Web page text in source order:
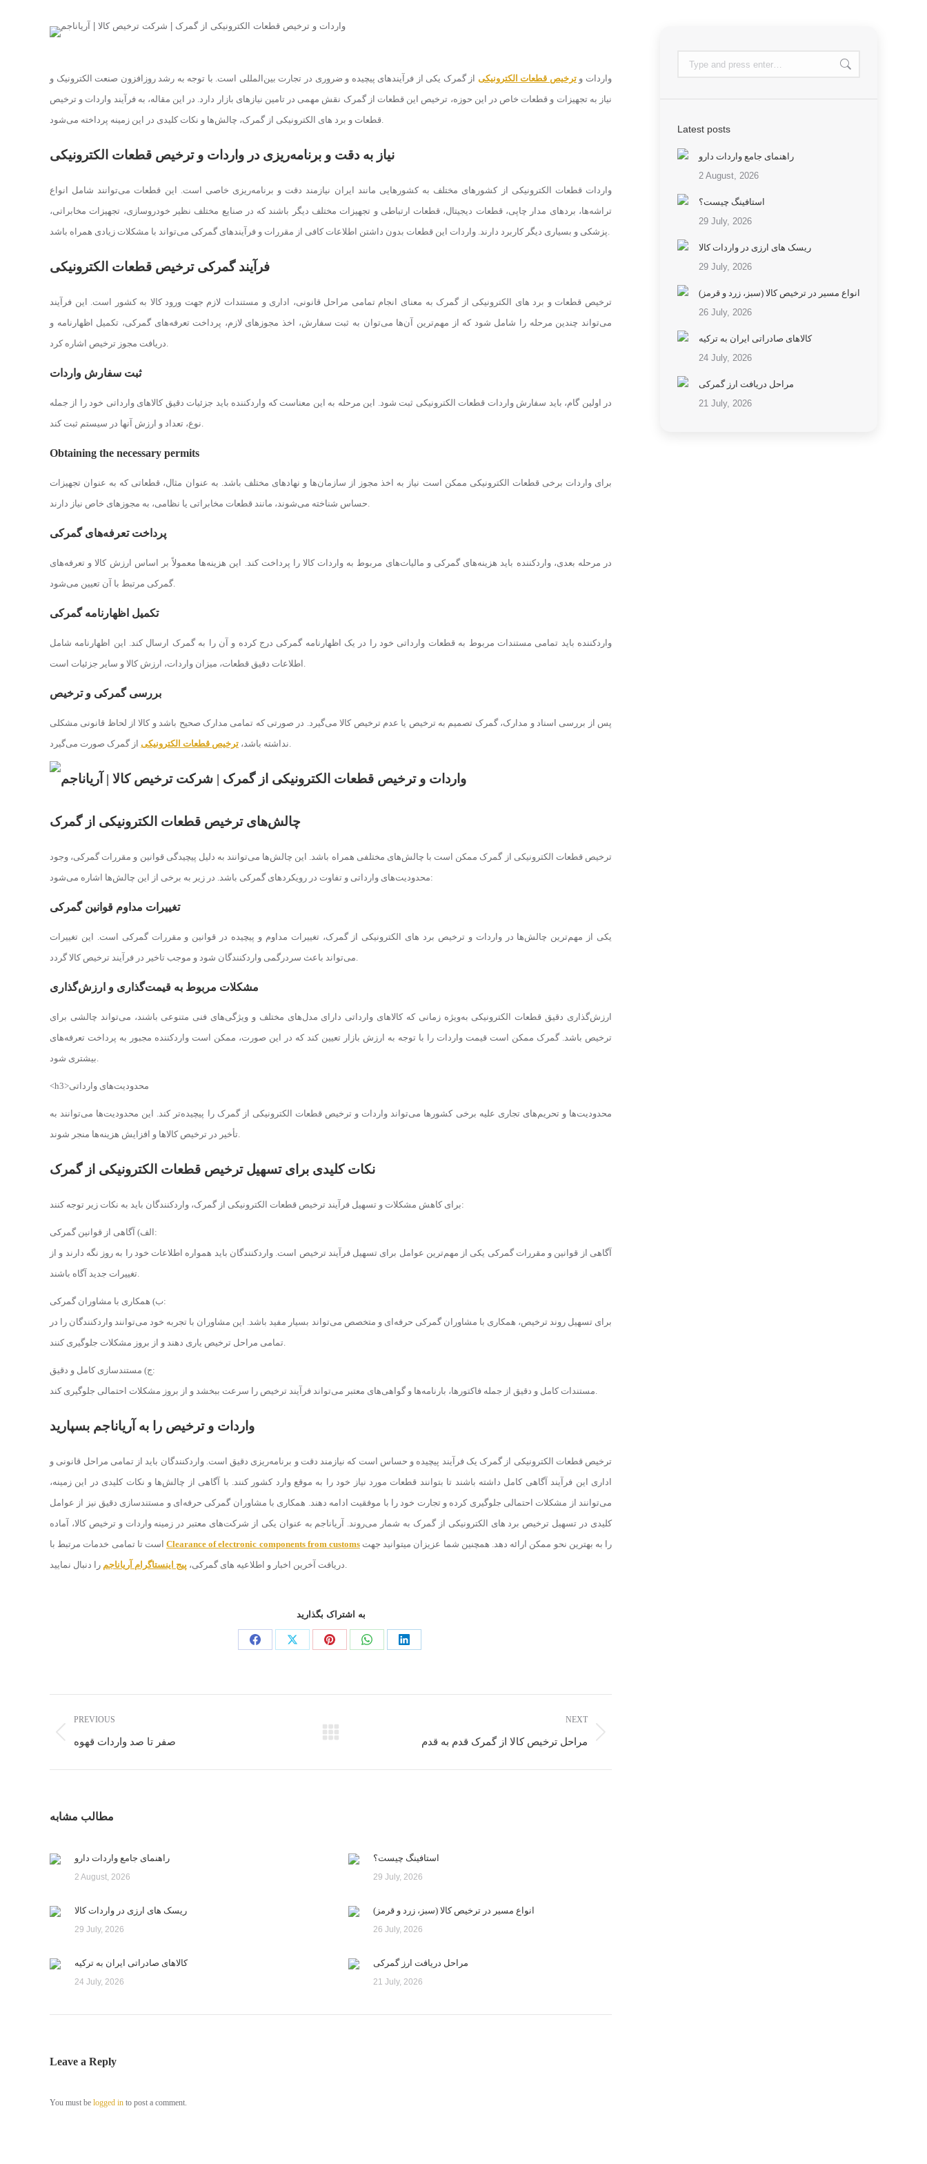
واردات وترخیص قطعات الکترونیکی از گمرک یکی از فرآیندهای پیچیده و ضروری در تجارت بین‌المللی است. با توجه به رشد روزافزون صنعت الکترونیک و
نیاز به تجهیزات و قطعات خاص در این حوزه، ترخیص این قطعات از گمرک نقش مهمی در تامین نیازهای بازار دارد. در این مقاله، به فرآیند واردات و ترخیص
قطعات و برد های الکترونیکی از گمرک، چالش‌ها و نکات کلیدی در این زمینه پرداخته می‌شود.
نیاز به دقت و برنامه‌ریزی در واردات و ترخیص قطعات الکترونیکی
واردات قطعات الکترونیکی از کشورهای مختلف به کشورهایی مانند ایران نیازمند دقت و برنامه‌ریزی خاصی است. این قطعات می‌توانند شامل انواع
تراشه‌ها، بردهای مدار چاپی، قطعات دیجیتال، قطعات ارتباطی و تجهیزات مختلف دیگر باشند که در صنایع مختلف نظیر خودروسازی، تجهیزات مخابراتی،
پزشکی و بسیاری دیگر کاربرد دارند. واردات این قطعات بدون داشتن اطلاعات کافی از مقررات و فرآیندهای گمرکی می‌تواند با مشکلات زیادی همراه باشد.
فرآیند گمرکی ترخیص قطعات الکترونیکی
ترخیص قطعات و برد های الکترونیکی از گمرک به معنای انجام تمامی مراحل قانونی، اداری و مستندات لازم جهت ورود کالا به کشور است. این فرآیند
می‌تواند چندین مرحله را شامل شود که از مهم‌ترین آن‌ها می‌توان به ثبت سفارش، اخذ مجوزهای لازم، پرداخت تعرفه‌های گمرکی، تکمیل اظهارنامه و
دریافت مجوز ترخیص اشاره کرد.
ثبت سفارش واردات
در اولین گام، باید سفارش واردات قطعات الکترونیکی ثبت شود. این مرحله به این معناست که واردکننده باید جزئیات دقیق کالاهای وارداتی خود را از جمله
نوع، تعداد و ارزش آنها در سیستم ثبت کند.
Obtaining the necessary permits
برای واردات برخی قطعات الکترونیکی ممکن است نیاز به اخذ مجوز از سازمان‌ها و نهادهای مختلف باشد. به عنوان مثال، قطعاتی که به عنوان تجهیزات
حساس شناخته می‌شوند، مانند قطعات مخابراتی یا نظامی، به مجوزهای خاص نیاز دارند.
پرداخت تعرفه‌های گمرکی
در مرحله بعدی، واردکننده باید هزینه‌های گمرکی و مالیات‌های مربوط به واردات کالا را پرداخت کند. این هزینه‌ها معمولاً بر اساس ارزش کالا و تعرفه‌های
گمرکی مرتبط با آن تعیین می‌شود.
تکمیل اظهارنامه گمرکی
واردکننده باید تمامی مستندات مربوط به قطعات وارداتی خود را در یک اظهارنامه گمرکی درج کرده و آن را به گمرک ارسال کند. این اظهارنامه شامل
اطلاعات دقیق قطعات، میزان واردات، ارزش کالا و سایر جزئیات است.
بررسی گمرکی و ترخیص
پس از بررسی اسناد و مدارک، گمرک تصمیم به ترخیص یا عدم ترخیص کالا می‌گیرد. در صورتی که تمامی مدارک صحیح باشد و کالا از لحاظ قانونی مشکلی
نداشته باشد، ترخیص قطعات الکترونیکی از گمرک صورت می‌گیرد.
چالش‌های ترخیص قطعات الکترونیکی از گمرک
ترخیص قطعات الکترونیکی از گمرک ممکن است با چالش‌های مختلفی همراه باشد. این چالش‌ها می‌توانند به دلیل پیچیدگی قوانین و مقررات گمرکی، وجود
محدودیت‌های وارداتی و تفاوت در رویکردهای گمرکی باشد. در زیر به برخی از این چالش‌ها اشاره می‌شود:
تغییرات مداوم قوانین گمرکی
یکی از مهم‌ترین چالش‌ها در واردات و ترخیص برد های الکترونیکی از گمرک، تغییرات مداوم و پیچیده در قوانین و مقررات گمرکی است. این تغییرات
می‌تواند باعث سردرگمی واردکنندگان شود و موجب تاخیر در فرآیند ترخیص کالا گردد.
مشکلات مربوط به قیمت‌گذاری و ارزش‌گذاری
ارزش‌گذاری دقیق قطعات الکترونیکی به‌ویژه زمانی که کالاهای وارداتی دارای مدل‌های مختلف و ویژگی‌های فنی متنوعی باشند، می‌تواند چالشی برای
ترخیص باشد. گمرک ممکن است قیمت واردات را با توجه به ارزش بازار تعیین کند که در این صورت، ممکن است واردکننده مجبور به پرداخت تعرفه‌های
بیشتری شود.
<h3>محدودیت‌های وارداتی
محدودیت‌ها و تحریم‌های تجاری علیه برخی کشورها می‌تواند واردات و ترخیص قطعات الکترونیکی از گمرک را پیچیده‌تر کند. این محدودیت‌ها می‌توانند به
تأخیر در ترخیص کالاها و افزایش هزینه‌ها منجر شوند.
نکات کلیدی برای تسهیل ترخیص قطعات الکترونیکی از گمرک
برای کاهش مشکلات و تسهیل فرآیند ترخیص قطعات الکترونیکی از گمرک، واردکنندگان باید به نکات زیر توجه کنند:
الف) آگاهی از قوانین گمرکی:
آگاهی از قوانین و مقررات گمرکی یکی از مهم‌ترین عوامل برای تسهیل فرآیند ترخیص است. واردکنندگان باید همواره اطلاعات خود را به روز نگه دارند و از
تغییرات جدید آگاه باشند.
ب) همکاری با مشاوران گمرکی:
برای تسهیل روند ترخیص، همکاری با مشاوران گمرکی حرفه‌ای و متخصص می‌تواند بسیار مفید باشد. این مشاوران با تجربه خود می‌توانند واردکنندگان را در
تمامی مراحل ترخیص یاری دهند و از بروز مشکلات جلوگیری کنند.
ج) مستندسازی کامل و دقیق:
مستندات کامل و دقیق از جمله فاکتورها، بارنامه‌ها و گواهی‌های معتبر می‌تواند فرآیند ترخیص را سرعت ببخشد و از بروز مشکلات احتمالی جلوگیری کند.
واردات و ترخیص را به آریاناجم بسپارید
ترخیص قطعات الکترونیکی از گمرک یک فرآیند پیچیده و حساس است که نیازمند دقت و برنامه‌ریزی دقیق است. واردکنندگان باید از تمامی مراحل قانونی و
اداری این فرآیند آگاهی کامل داشته باشند تا بتوانند قطعات مورد نیاز خود را به موقع وارد کشور کنند. با آگاهی از چالش‌ها و نکات کلیدی در این زمینه،
می‌توانند از مشکلات احتمالی جلوگیری کرده و تجارت خود را با موفقیت ادامه دهند. همکاری با مشاوران گمرکی حرفه‌ای و مستندسازی دقیق نیز از عوامل
کلیدی در تسهیل ترخیص برد های الکترونیکی از گمرک به شمار می‌روند. آریاناجم به عنوان یکی از شرکت‌های معتبر در زمینه واردات و ترخیص کالا، آماده
است تا تمامی خدمات مرتبط باClearance of electronic components from customsرا به بهترین نحو ممکن ارائه دهد. همچنین شما عزیزان میتوانید جهت
دریافت آخرین اخبار و اطلاعیه های گمرکی، پیج اینستاگرام آریاناجم را دنبال نمایید.
به اشتراک بگذارید
PREVIOUS
صفر تا صد واردات قهوه
NEXT
مراحل ترخیص کالا از گمرک قدم به قدم
مطالب مشابه
راهنمای جامع واردات دارو
2 August, 2026
استافینگ چیست؟
29 July, 2026
ریسک های ارزی در واردات کالا
29 July, 2026
انواع مسیر در ترخیص کالا (سبز، زرد و قرمز)
26 July, 2026
کالاهای صادراتی ایران به ترکیه
24 July, 2026
مراحل دریافت ارز گمرکی
21 July, 2026
Leave a Reply
You must be logged in to post a comment.
Latest posts
راهنمای جامع واردات دارو
2 August, 2026
استافینگ چیست؟
29 July, 2026
ریسک های ارزی در واردات کالا
29 July, 2026
انواع مسیر در ترخیص کالا (سبز، زرد و قرمز)
26 July, 2026
کالاهای صادراتی ایران به ترکیه
24 July, 2026
مراحل دریافت ارز گمرکی
21 July, 2026